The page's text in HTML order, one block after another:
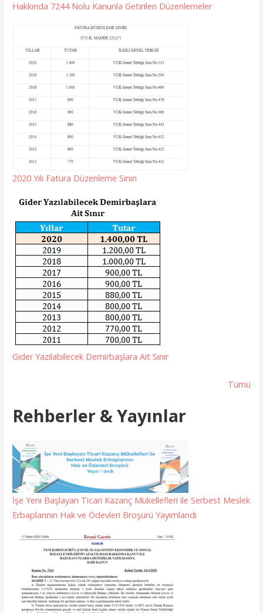
Hakkında 7244 Nolu Kanunla Getirilen Düzenlemeler
2020 Yılı Fatura Düzenleme Sınırı
Gider Yazılabilecek Demirbaşlara Ait Sınır
Tümü
Rehberler & Yayınlar
İşe Yeni Başlayan Ticari Kazanç Mükellefleri ile Serbest Meslek
Erbaplarının Hak ve Ödevleri Broşürü Yayımlandı